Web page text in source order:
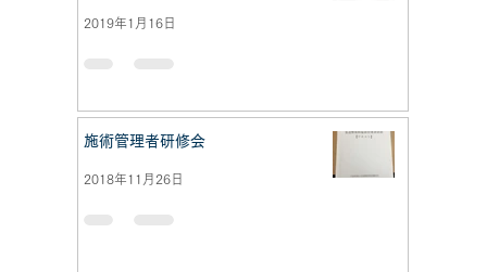
2019年1月16日
施術管理者研修会
2018年11月26日